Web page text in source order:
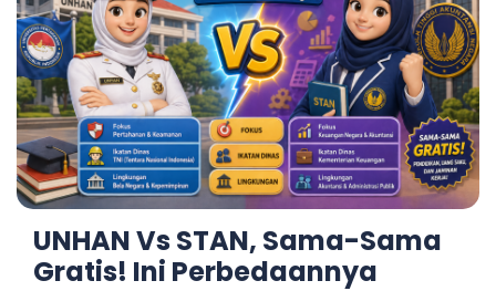
UNHAN Vs STAN, Sama-Sama
Gratis! Ini Perbedaannya